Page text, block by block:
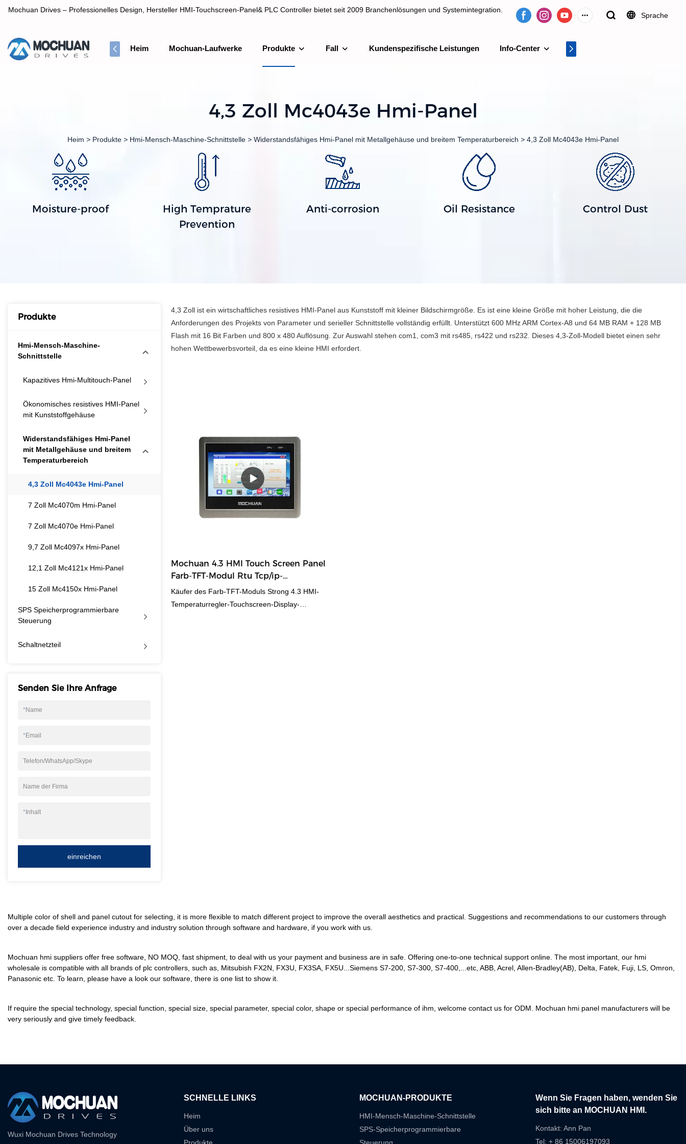
Mochuan Drives – Professionelles Design, Hersteller HMI-Touchscreen-Panel& PLC Controller bietet seit 2009 Branchenlösungen und Systemintegration.
Professionelles Design, Hersteller HMI-Touchscreen-Panel& PLC Controller bietet seit 2009 Branchenlösungen und Systemintegration.
Sprache
Heim Mochuan-Laufwerke Produkte Fall Kundenspezifische Leistungen Info-Center Videocenter
4,3 Zoll Mc4043e Hmi-Panel
Heim > Produkte > Hmi-Mensch-Maschine-Schnittstelle > Widerstandsfähiges Hmi-Panel mit Metallgehäuse und breitem Temperaturbereich > 4,3 Zoll Mc4043e Hmi-Panel
Moisture-proof
High Temprature
Prevention
Anti-corrosion Oil Resistance Control Dust
Produkte
Hmi-Mensch-Maschine-
Schnittstelle
Kapazitives Hmi-Multitouch-Panel
Ökonomisches resistives HMI-Panel
mit Kunststoffgehäuse
Widerstandsfähiges Hmi-Panel
mit Metallgehäuse und breitem
Temperaturbereich
4,3 Zoll Mc4043e Hmi-Panel
7 Zoll Mc4070m Hmi-Panel
7 Zoll Mc4070e Hmi-Panel
9,7 Zoll Mc4097x Hmi-Panel
12,1 Zoll Mc4121x Hmi-Panel
15 Zoll Mc4150x Hmi-Panel
SPS Speicherprogrammierbare
Steuerung
Schaltnetzteil
Senden Sie Ihre Anfrage
*Name
*Email
Telefon/WhatsApp/Skype
Name der Firma
* Inhalt
einreichen
4,3 Zoll ist ein wirtschaftliches resistives HMI-Panel aus Kunststoff mit kleiner Bildschirmgröße. Es ist eine kleine Größe mit hoher Leistung, die die
Anforderungen des Projekts von Parameter und serieller Schnittstelle vollständig erfüllt. Unterstützt 600 MHz ARM Cortex-A8 und 64 MB RAM + 128 MB
Flash mit 16 Bit Farben und 800 x 480 Auflösung. Zur Auswahl stehen com1, com3 mit rs485, rs422 und rs232. Dieses 4,3-Zoll-Modell bietet einen sehr
hohen Wettbewerbsvorteil, da es eine kleine HMI erfordert.
Mochuan 4.3 HMI Touch Screen Panel
Farb-TFT-Modul Rtu Tcp/ip-
Schnittstelle
Käufer des Farb-TFT-Moduls Strong 4.3 HMI-
Temperaturregler-Touchscreen-Display-
Multiple color of shell and panel cutout for selecting, it is more flexible to match different project to improve the overall aesthetics and practical. Suggestions and recommendations to our customers through
over a decade field experience industry and industry solution through software and hardware, if you work with us.
Mochuan hmi suppliers offer free software, NO MOQ, fast shipment, to deal with us your payment and business are in safe. Offering one-to-one technical support online. The most important, our hmi
wholesale is compatible with all brands of plc controllers, such as, Mitsubish FX2N, FX3U, FX3SA, FX5U...Siemens S7-200, S7-300, S7-400,...etc, ABB, Acrel, Allen-Bradley(AB), Delta, Fatek, Fuji, LS, Omron,
Panasonic etc. To learn, please have a look our software, there is one list to show it.
If require the special technology, special function, special size, special parameter, special color, shape or special performance of ihm, welcome contact us for ODM. Mochuan hmi panel manufacturers will be
very seriously and give timely feedback.
Wuxi Mochuan Drives Technology
SCHNELLE LINKS
Heim
Über uns
Produkte
MOCHUAN-PRODUKTE
HMI-Mensch-Maschine-Schnittstelle
SPS-Speicherprogrammierbare
Steuerung
Wenn Sie Fragen haben, wenden Sie
sich bitte an MOCHUAN HMI.
Kontakt: Ann Pan
Tel: + 86 15006197093